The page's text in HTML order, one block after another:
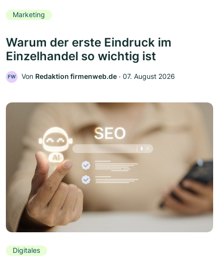
Marketing
Warum der erste Eindruck im
Einzelhandel so wichtig ist
FW Von Redaktion firmenweb.de ‧ 07. August 2026
Digitales